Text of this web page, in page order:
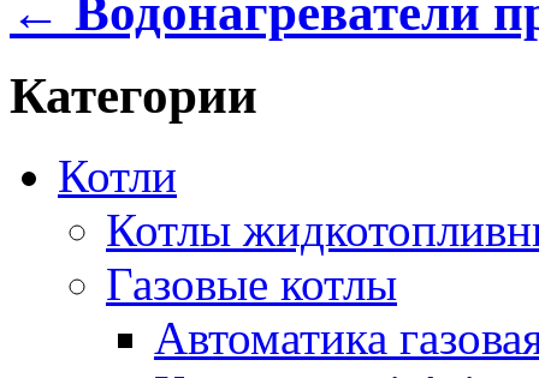
← Водонагреватели
Категории
Котли
Котлы
Газовые котлы
Автоматика